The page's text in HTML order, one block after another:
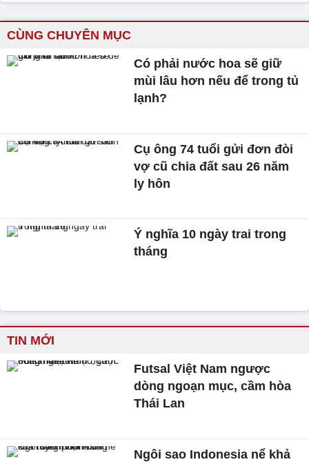
CÙNG CHUYÊN MỤC
Có phải nước hoa sẽ giữ
mùi lâu hơn nếu để trong tủ
lạnh?
Cụ ông 74 tuổi gửi đơn đòi
vợ cũ chia đất sau 26 năm
ly hôn
Ý nghĩa 10 ngày trai trong
tháng
TIN MỚI
Futsal Việt Nam ngược
dòng ngoạn mục, cầm hòa
Thái Lan
Ngôi sao Indonesia nể khả